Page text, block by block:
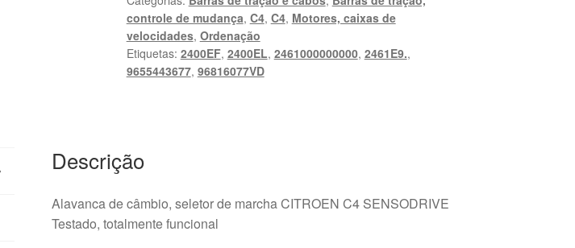
96816077VD
2400EL
controle de mudança, C4, C4, Motores, caixas de
velocidades, Ordenação
Etiquetas: 2400EF, 2400EL, 2461000000000, 2461E9.,
9655443677, 96816077VD
Descrição
Alavanca de câmbio, seletor de marcha CITROEN C4 SENSODRIVE
Testado, totalmente funcional